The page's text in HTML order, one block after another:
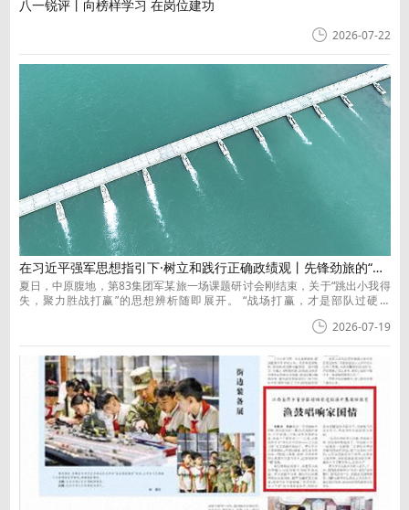
八一锐评丨向榜样学习 在岗位建功
2026-07-22
在习近平强军思想指引下·树立和践行正确政绩观丨先锋劲旅的“接力答卷”
夏日，中原腹地，第83集团军某旅一场课题研讨会刚结束，关于“跳出小我得
失，聚力胜战打赢”的思想辨析随即展开。 “战场打赢，才是部队过硬政
囿于个人得失、贪图任期显绩，必须以胸怀大我、久久为功的担当真抓实
干，夯实部队打赢根基。
2026-07-19